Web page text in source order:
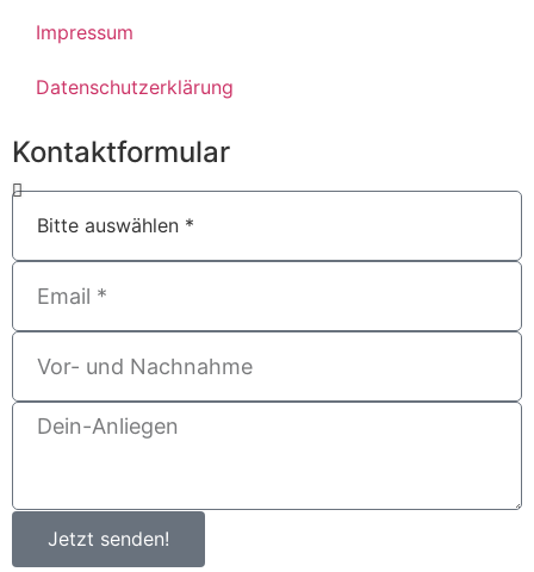
Impressum
Datenschutzerklärung
Kontaktformular
Jetzt senden!